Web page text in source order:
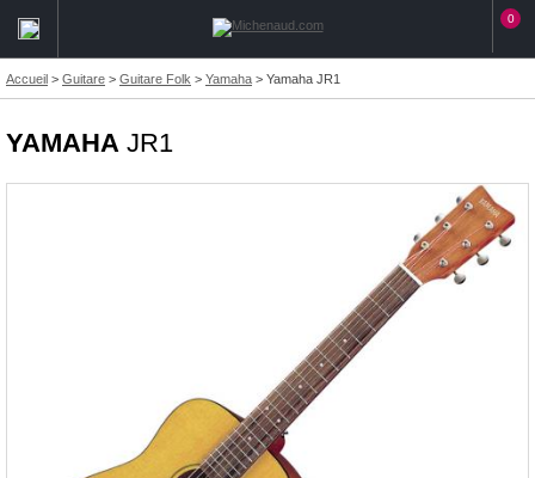
0
Accueil > Guitare > Guitare Folk > Yamaha > Yamaha JR1
YAMAHA JR1